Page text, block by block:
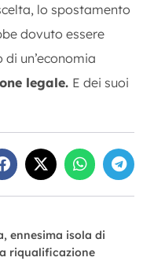
lo spostamento
dovuto essere
un’economia
legale. E dei suoi
ennesima isola di
riqualificazione